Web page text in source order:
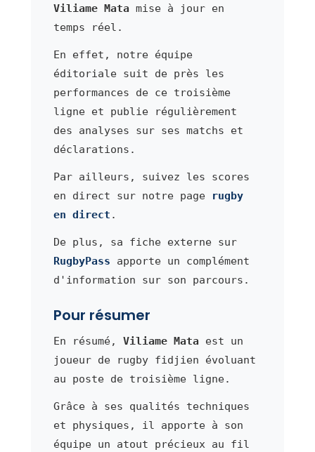
Viliame Mata mise à jour en
temps réel.
En effet, notre équipe
éditoriale suit de près les
performances de ce troisième
ligne et publie régulièrement
des analyses sur ses matchs et
déclarations.
Par ailleurs, suivez les scores
en direct sur notre page
rugby
en direct .
De plus, sa fiche externe sur
RugbyPass apporte un complément
d'information sur son parcours.
Pour résumer
En résumé, Viliame Mata est un
joueur de rugby fidjien évoluant
au poste de troisième ligne.
Grâce à ses qualités techniques
et physiques, il apporte à son
équipe un atout précieux au fil